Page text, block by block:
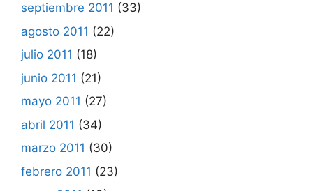
septiembre 2011 (33)
agosto 2011 (22)
julio 2011 (18)
junio 2011 (21)
mayo 2011 (27)
abril 2011 (34)
marzo 2011 (30)
febrero 2011 (23)